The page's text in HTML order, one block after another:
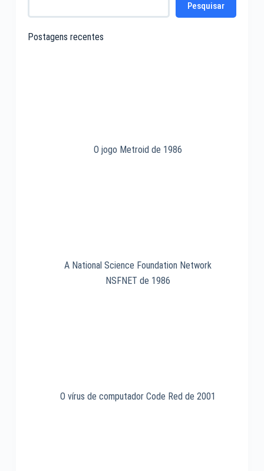
1951
Pesquisar
Postagens recentes
O jogo Metroid de 1986
A National Science Foundation Network
NSFNET de 1986
O vírus de computador Code Red de 2001